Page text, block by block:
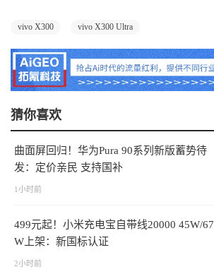
vivo X300 vivo X300 Ultra
猜你喜欢
曲面屏回归！华为Pura 90系列新版蓄势待
发：定价亲民 支持国补
1小时前
499元起！小米充电宝自带线20000 45W/67
W上架：新国标认证
2小时前